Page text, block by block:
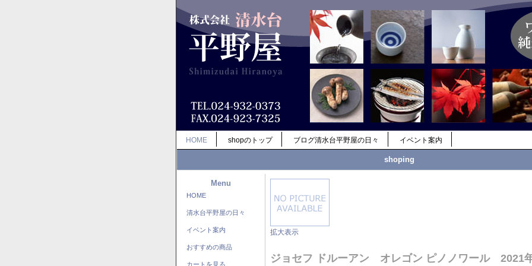
HOME shopのトップ ブログ清水台平野屋の日々 イベント案内
shoping
Menu
HOME
清水台平野屋の日々
イベント案内
おすすめの商品
カートを見る
拡大表示
ジョセフ ドルーアン オレゴン ピノノワール 2021